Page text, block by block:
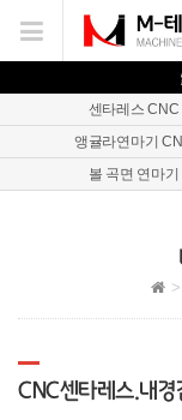
이메일을
입력하시면
등록
시
전송됩니다.
센타레스 CNC
앵귤라연마기
볼 곡면 연마기
CNC센타레스.내경